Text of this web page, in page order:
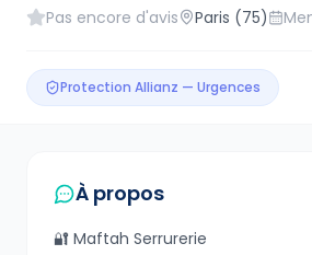
Pas encore d'avis Paris (75)
Protection Allianz — Urgences
À propos
🔐 Maftah Serrurerie